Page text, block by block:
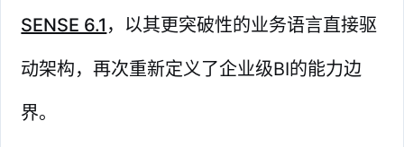
SENSE 6.1 ，以其更突破性的业务语言直接驱
动架构，再次重新定义了企业级BI的能力边
界。